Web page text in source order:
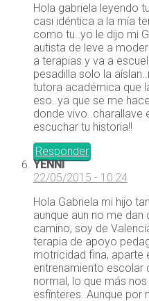
Hola gabriela leyendo
casi idéntica a la mía
como tu..yo le dijo mi
autista de leve a
a terapias y va a
pesadilla solo la
tutora académica que
eso..ya que se me
donde vivo..charallave
escuchar tu historia!!
Responder
YENNI
22/05/2015 - 10:24
Hola Gabriela mi hijo
aunque aun no me
camino, soy de
terapia de apoyo
motricidad fina, aparte
entrenamiento escolar
normal, lo que más
esfínteres. Aunque por